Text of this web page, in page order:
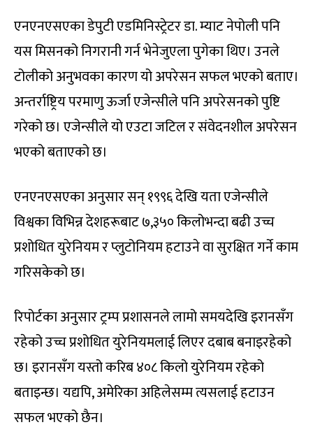
एनएनएसएका डेपुटी एडमिनिस्ट्रेटर डा. म्याट नेपोली पनि
यस मिसनको निगरानी गर्न भेनेजुएला पुगेका थिए। उनले
टोलीको अनुभवका कारण यो अपरेसन सफल भएको बताए।
अन्तर्राष्ट्रिय परमाणु ऊर्जा एजेन्सीले पनि अपरेसनको पुष्टि
गरेको छ। एजेन्सीले यो एउटा जटिल र संवेदनशील अपरेसन
भएको बताएको छ।
एनएनएसएका अनुसार सन् १९९६ देखि यता एजेन्सीले
विश्वका विभिन्न देशहरूबाट ७,३५० किलोभन्दा बढी उच्च
प्रशोधित युरेनियम र प्लुटोनियम हटाउने वा सुरक्षित गर्ने काम
गरिसकेको छ।
रिपोर्टका अनुसार ट्रम्प प्रशासनले लामो समयदेखि इरानसँग
रहेको उच्च प्रशोधित युरेनियमलाई लिएर दबाब बनाइरहेको
छ। इरानसँग यस्तो करिब ४०८ किलो युरेनियम रहेको
बताइन्छ। यद्यपि, अमेरिका अहिलेसम्म त्यसलाई हटाउन
सफल भएको छैन।